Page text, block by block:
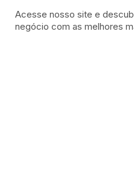
Acesse nosso site e
negócio com as melhores